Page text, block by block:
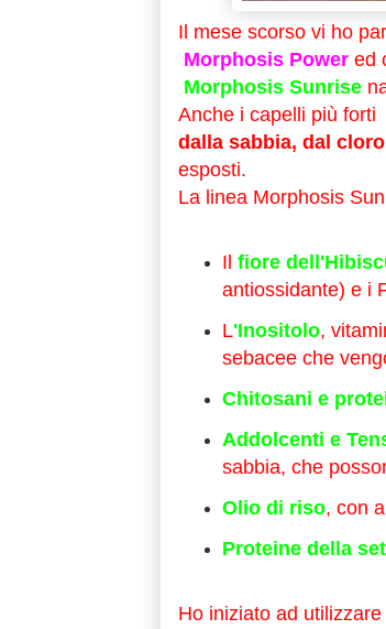
Il mese scorso vi ho
Morphosis Power ed
Morphosis Sunrise
Anche i capelli più forti
dalla sabbia, dal cloro
esposti.
La linea Morphosis
Il fiore
antiossidante) e i
L'Inositolo,
sebacee che
Chitosani e
Addolcenti e
sabbia, che
Olio di riso, con
Proteine della
Ho iniziato ad